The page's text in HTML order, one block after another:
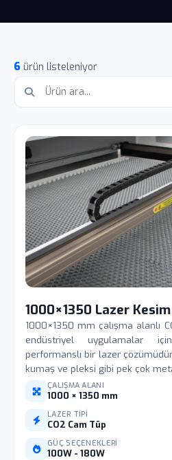
6 ürün listeleniyor
1000×1350 Lazer
1000×1350 mm çalışma alanlı
endüstriyel uygulamalar
performanslı bir lazer
kumaş ve pleksi gibi pek çok
ÇALIŞMA ALANI
1000 × 1350 mm
LAZER TIPI
CO2 Cam Tüp
GÜÇ SEÇENEKLERI
100W - 180W